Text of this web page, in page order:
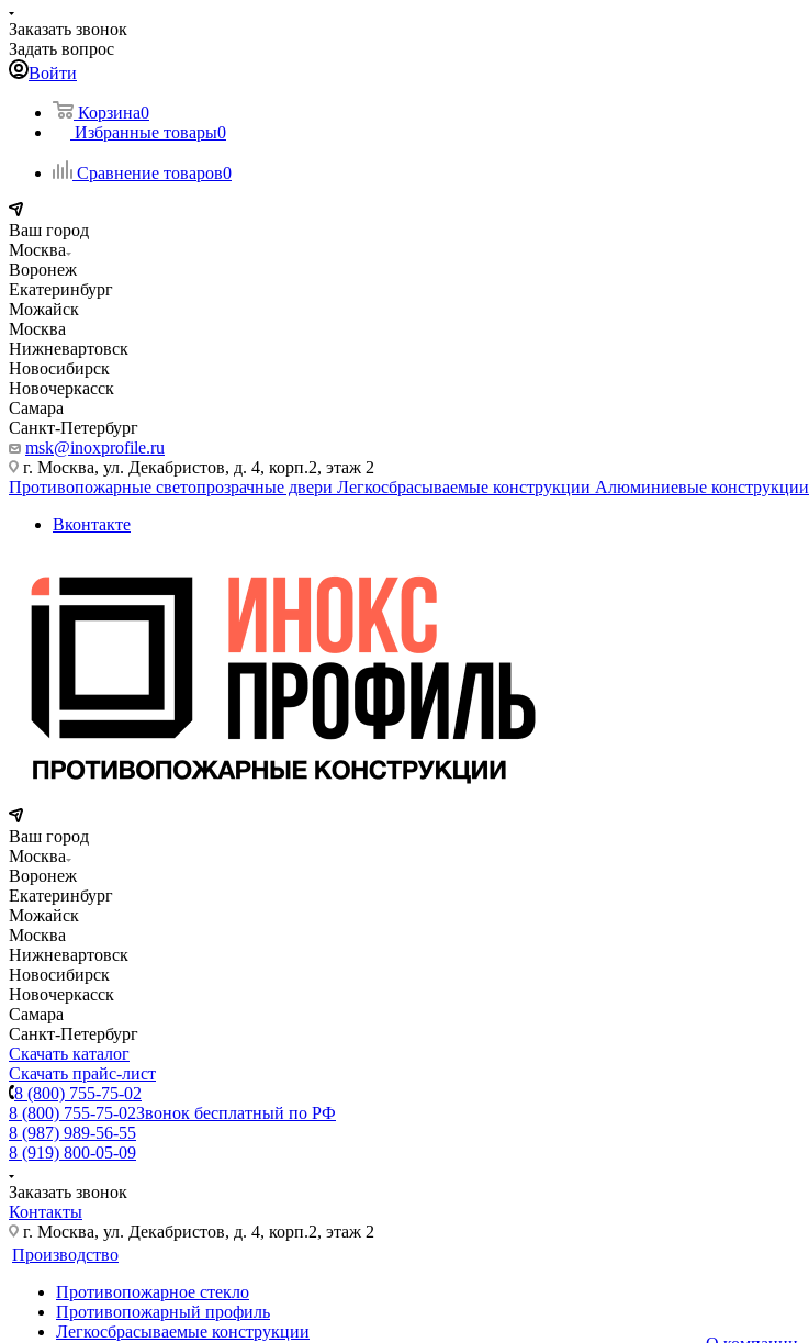
Заказать звонок
Задать вопрос
Войти
Корзина0
Избранные товары0
Сравнение товаров0
Ваш город
Москва
Воронеж
Екатеринбург
Можайск
Москва
Нижневартовск
Новосибирск
Новочеркасск
Самара
Санкт-Петербург
msk@inoxprofile.ru
г. Москва, ул. Декабристов, д. 4, корп.2, этаж 2
Противопожарные светопрозрачные двери Легкосбрасываемые конструкции Алюминиевые конструкции
Вконтакте
Ваш город
Москва
Воронеж
Екатеринбург
Можайск
Москва
Нижневартовск
Новосибирск
Новочеркасск
Самара
Санкт-Петербург
Скачать каталог
Скачать прайс-лист
8 (800) 755-75-02
8 (800) 755-75-02Звонок бесплатный по РФ
8 (987) 989-56-55
8 (919) 800-05-09
Заказать звонок
Контакты
г. Москва, ул. Декабристов, д. 4, корп.2, этаж 2
Производство
Противопожарное стекло
Противопожарный профиль
Легкосбрасываемые конструкции